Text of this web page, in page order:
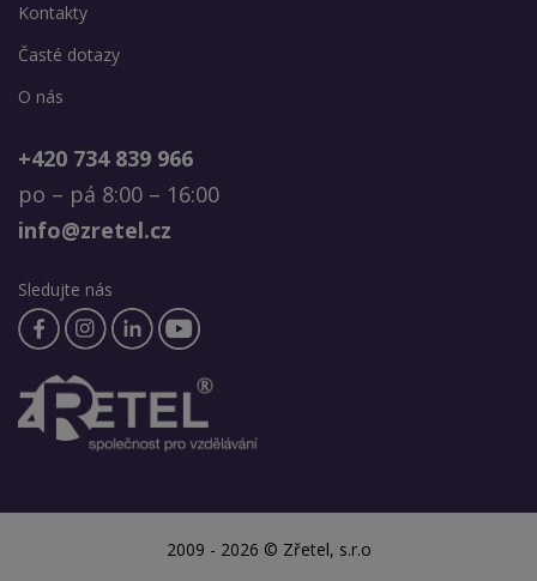
Kontakty
Časté dotazy
O nás
+420 734 839 966
po – pá 8:00 – 16:00
info@zretel.cz
Sledujte nás
2009 - 2026 © Zřetel, s.r.o